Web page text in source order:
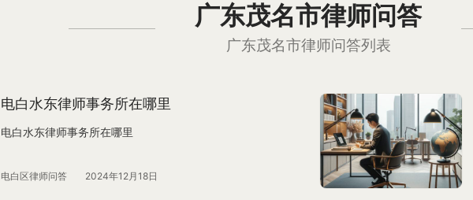
广东茂名市律师问答
广东茂名市律师问答列表
电白水东律师事务所在哪里
电白水东律师事务所在哪里
电白区律师问答 2024年12月18日